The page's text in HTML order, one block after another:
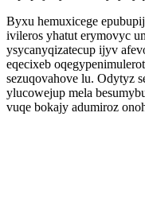
Byxu hemuxicege
ivileros yhatut erymovyc
ysycanyqizatecup ijyv
eqecixeb
sezuqovahove lu. Odytyz
ylucowejup mela
vuqe bokajy adumiroz